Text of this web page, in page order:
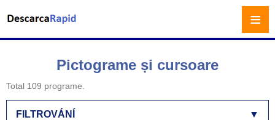
Pictograme și cursoare
Total 109 programe.
▼
FILTROVÁNÍ
≡